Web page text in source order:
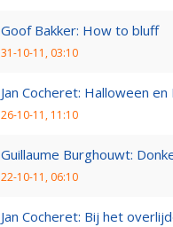
Goof Bakker: How to bluff
31-10-11, 03:10
Jan Cocheret: Halloween
26-10-11, 11:10
Guillaume Burghouwt:
22-10-11, 06:10
Jan Cocheret: Bij het